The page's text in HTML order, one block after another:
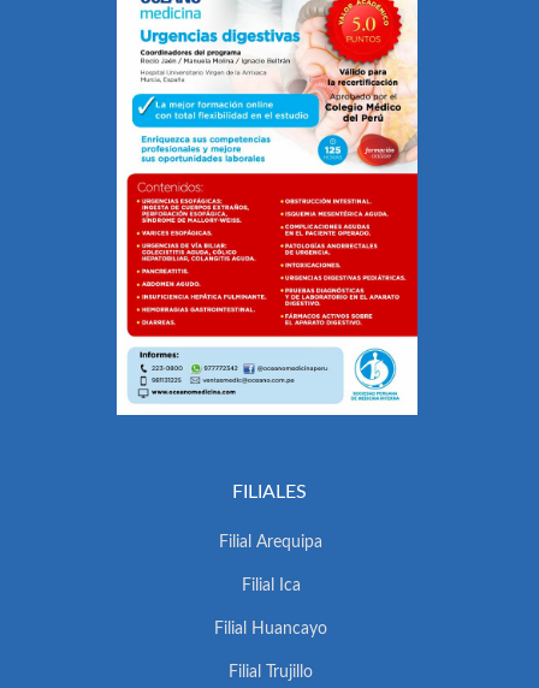
FILIALES
Filial Arequipa
Filial Ica
Filial Huancayo
Filial Trujillo